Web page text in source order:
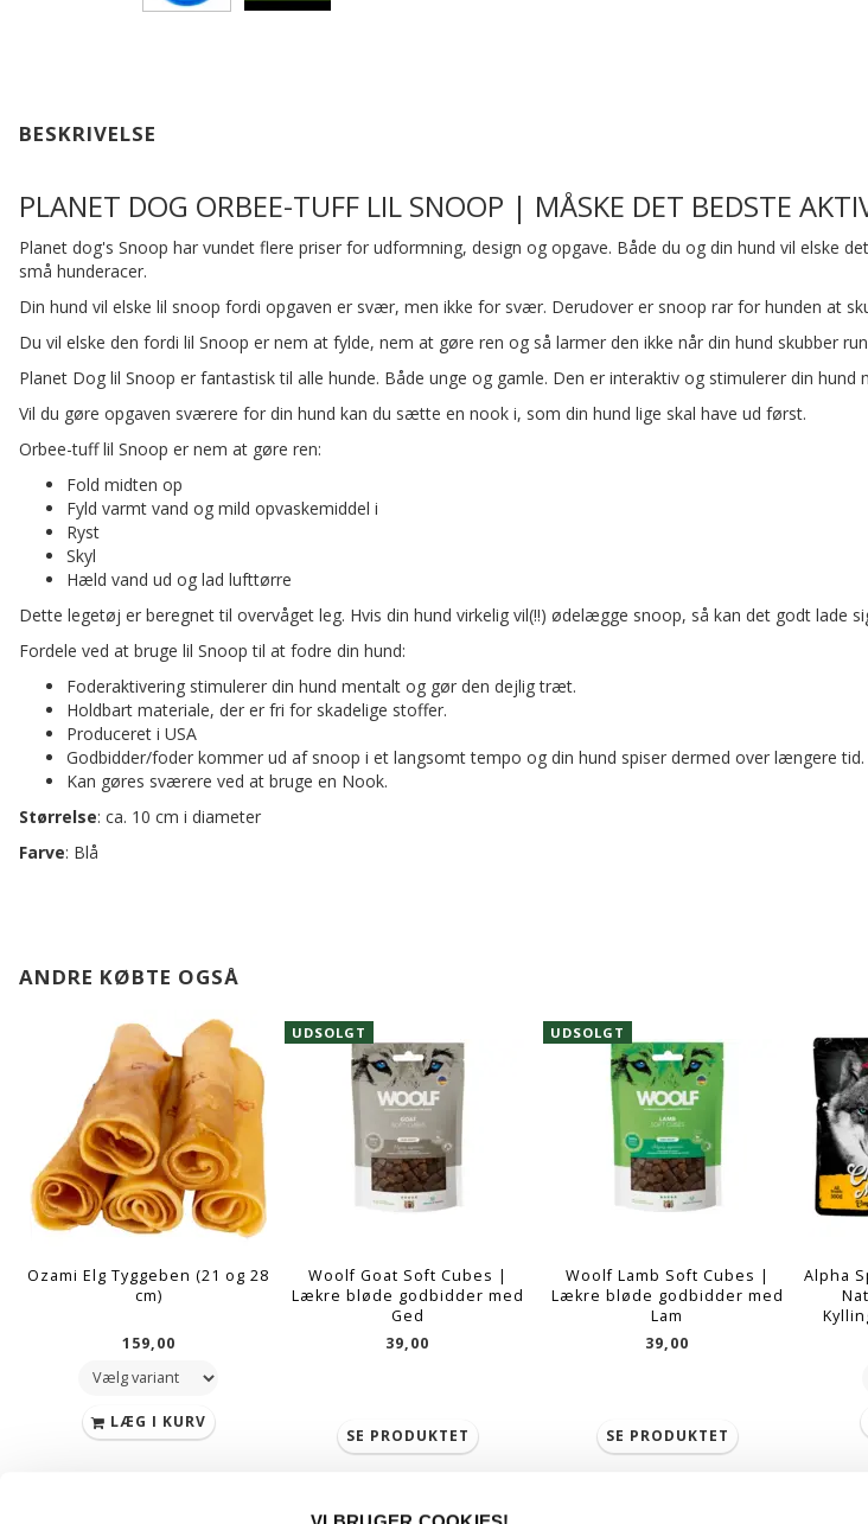
BESKRIVELSE
PLANET DOG ORBEE-TUFF LIL SNOOP | MÅSKE DET BEDSTE
Planet dog's Snoop har vundet flere priser for udformning, design og opgave. Både du og din hund vil elske
små hunderacer.
Din hund vil elske lil snoop fordi opgaven er svær, men ikke for svær. Derudover er snoop rar for hunden at
Du vil elske den fordi lil Snoop er nem at fylde, nem at gøre ren og så larmer den ikke når din hund skubber
Planet Dog lil Snoop er fantastisk til alle hunde. Både unge og gamle. Den er interaktiv og stimulerer din hund
Vil du gøre opgaven sværere for din hund kan du sætte en nook i, som din hund lige skal have ud først.
Orbee-tuff lil Snoop er nem at gøre ren:
Fold midten op
Fyld varmt vand og mild opvaskemiddel i
Ryst
Skyl
Hæld vand ud og lad lufttørre
Dette legetøj er beregnet til overvåget leg. Hvis din hund virkelig vil(!!) ødelægge snoop, så kan det godt
Fordele ved at bruge lil Snoop til at fodre din hund:
Foderaktivering stimulerer din hund mentalt og gør den dejlig træt.
Holdbart materiale, der er fri for skadelige stoffer.
Produceret i USA
Godbidder/foder kommer ud af snoop i et langsomt tempo og din hund spiser dermed over længere
Kan gøres sværere ved at bruge en Nook.
Størrelse: ca. 10 cm i diameter
Farve: Blå
ANDRE KØBTE OGSÅ
Ozami Elg Tyggeben (21 og 28
cm)
159,00
LÆG I KURV
UDSOLGT
Woolf Goat Soft Cubes |
Lækre bløde godbidder med
Ged
39,00
SE PRODUKTET
UDSOLGT
Woolf Lamb Soft Cubes |
Lækre bløde godbidder med
Lam
39,00
SE PRODUKTET
Alpha